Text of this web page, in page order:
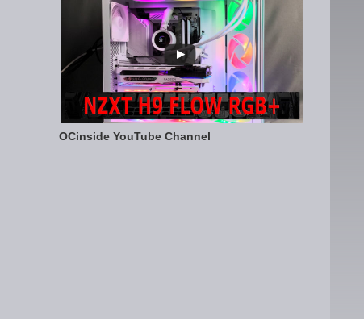
OCinside YouTube Channel